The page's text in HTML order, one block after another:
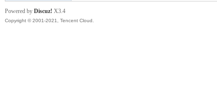
Powered by Discuz! X3.4
Copyright © 2001-2021, Tencent Cloud.